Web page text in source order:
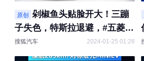
原创
剁椒鱼头贴脸开大！三蹦
子失色，特斯拉退避，#五菱宏
光MINIEV 美国售价超28万？#
新车资讯
搜狐汽车 2024-01-25 01:28